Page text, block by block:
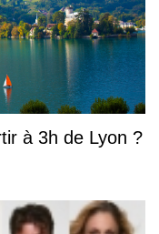
à 3h de Lyon ?